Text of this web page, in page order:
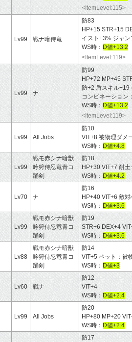
<ItemLevel:115>
Lv99 戦ナ暗侍竜
防83
HP+15 STR+15
イスト+3% ジャ
WS時： D値+13.2
<ItemLevel:119>
Lv99 ナ
防99
HP+72 MP+45
防+2 盾スキル+19
コンビネーション
WS時： D値+13.2
<ItemLevel:119>
Lv99 All Jobs
防10
VIT+8 被物理ダメ
WS時： D値+4.8
Lv99
戦モ赤シナ暗獣
吟狩侍忍竜青コ
踊剣
防18
HP+30 VIT+7 耐
WS時： D値+4.2
Lv70 ナ
防16
HP+40 VIT+6 敵
WS時： D値+3.6
Lv99
戦モ赤シナ暗獣
吟狩侍忍竜青コ
踊剣
防19
STR+6 DEX+4
WS時： D値+3.6
Lv88
戦モ赤シナ暗獣
吟狩侍忍竜青コ
踊剣
防14
VIT+5 ペット：被
WS時： D値+3
Lv60 戦ナ
防12
VIT+4
WS時： D値+2.4
Lv99 All Jobs
防20
HP+80 MP+20
WS時： D値+2.4
防17